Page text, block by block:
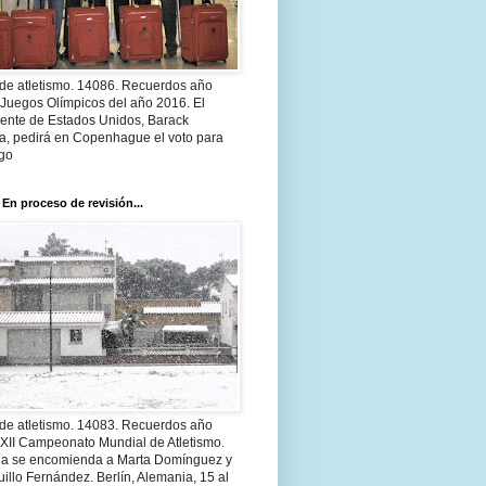
atletismo. 14086. Recuerdos año
Olímpicos del año 2016. El
de Estados Unidos, Barack
pedirá en Copenhague el voto para
En proceso de revisión...
atletismo. 14083. Recuerdos año
Campeonato Mundial de Atletismo.
se encomienda a Marta Domínguez y
Fernández. Berlín, Alemania, 15 al